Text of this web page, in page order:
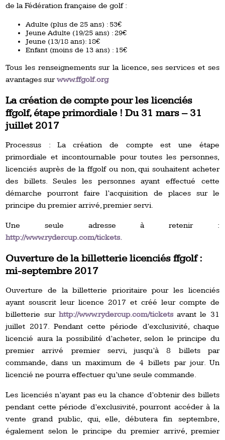
de la Fédération française de golf :
Adulte (plus de 25 ans) : 53€
Jeune Adulte (19/25 ans) : 29€
Jeune (13/18 ans): 18€
Enfant (moins de 13 ans) : 15€
Tous les renseignements sur la licence, ses services et ses
avantages surwww.ffgolf.org
La création de compte pour les licenciés
ffgolf, étape primordiale ! Du 31 mars – 31
juillet 2017
Processus : La création de compte est une étape
primordiale et incontournable pour toutes les personnes,
licenciés auprès de la ffgolf ou non, qui souhaitent acheter
des billets. Seules les personnes ayant effectué cette
démarche pourront faire l’acquisition de places sur le
principe du premier arrivé, premier servi.
Une seule adresse à retenir :
http://www.rydercup.com/tickets.
Ouverture de la billetterie licenciés ffgolf :
mi-septembre 2017
Ouverture de la billetterie prioritaire pour les licenciés
ayant souscrit leur licence 2017 et créé leur compte de
billetterie sur http://www.rydercup.com/ticketsavant le 31
juillet 2017. Pendant cette période d’exclusivité, chaque
licencié aura la possibilité d’acheter, selon le principe du
premier arrivé premier servi, jusqu’à 8 billets par
commande, dans un maximum de 4 billets par jour. Un
licencié ne pourra effectuer qu’une seule commande.
Les licenciés n’ayant pas eu la chance d’obtenir des billets
pendant cette période d’exclusivité, pourront accéder à la
vente grand public, qui, elle, débutera fin septembre,
également selon le principe du premier arrivé, premier